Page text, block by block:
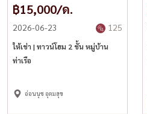
฿15,000/ด.
2026-06-23 125
ให้เช่า | ทาวน์โฮม 2 ชั้น หมู่บ้าน
ท่าเรือ
อ่อนนุช อุดมสุข